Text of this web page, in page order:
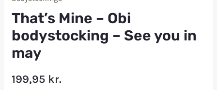
That’s Mine – Obi
bodystocking – See you in
may
199,95 kr.